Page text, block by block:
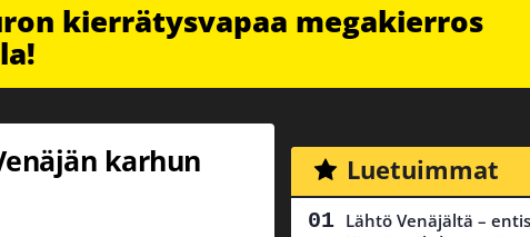
kierrätysvapaa megakierros
karhun
Luetuimmat
Lähtö Venäjältä –